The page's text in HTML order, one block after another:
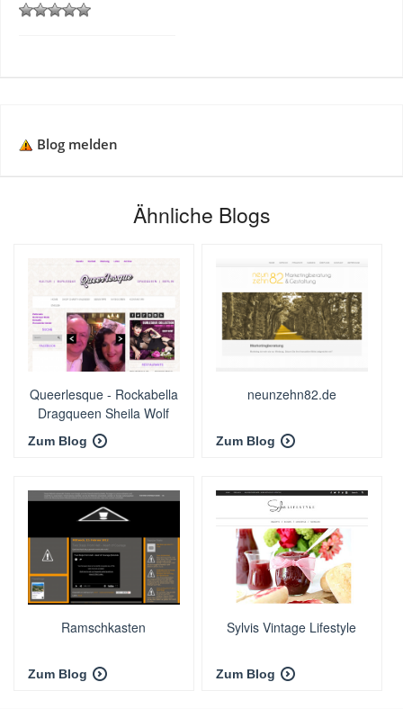
Blog melden
Ähnliche Blogs
Queerlesque - Rockabella
Dragqueen Sheila Wolf
Zum Blog
neunzehn82.de
Zum Blog
Ramschkasten
Zum Blog
Sylvis Vintage Lifestyle
Zum Blog